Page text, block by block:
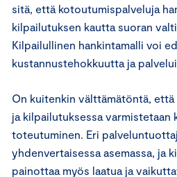
sitä, että kotoutumispalveluja
kilpailutuksen kautta suoran
Kilpailullinen hankintamalli voi
kustannustehokkuutta ja
On kuitenkin välttämätöntä,
ja kilpailutuksessa
toteutuminen. Eri
yhdenvertaisessa asemassa, ja
painottaa myös laatua ja